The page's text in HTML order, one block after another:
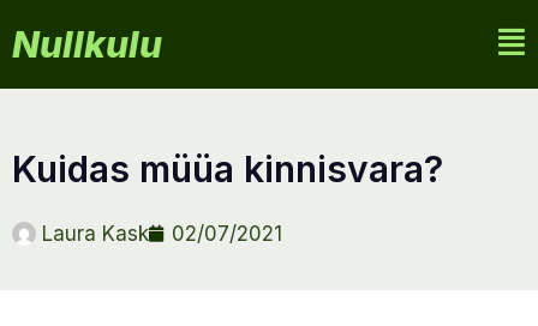
Nullkulu
kuidas müüa kinnisvara?
Laura Kask 02/07/2021